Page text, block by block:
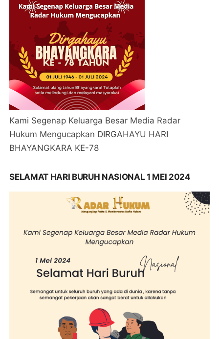
Kami Segenap Keluarga Besar Media Radar
Hukum Mengucapkan DIRGAHAYU HARI
BHAYANGKARA KE-78
SELAMAT HARI BURUH NASIONAL 1 MEI 2024